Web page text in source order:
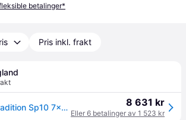
betalinger*
Pris inkl. frakt
Swedoor Dørbl Tradition Sp10 7x20 Ubehfuru 8 631 kr
Eller 6 betalinger av 1 523 kr